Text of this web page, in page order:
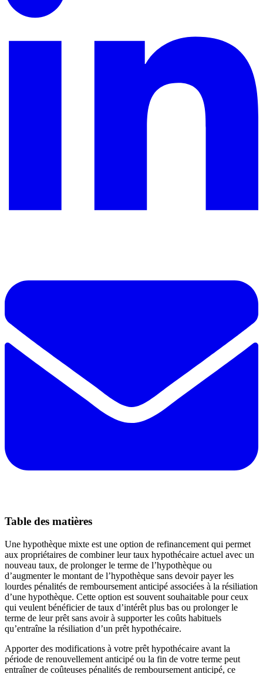
Table des matières
Une hypothèque mixte est une option de refinancement qui permet
aux propriétaires de combiner leur taux hypothécaire actuel avec un
nouveau taux, de prolonger le terme de l’hypothèque ou
d’augmenter le montant de l’hypothèque sans devoir payer les
lourdes pénalités de remboursement anticipé associées à la résiliation
d’une hypothèque. Cette option est souvent souhaitable pour ceux
qui veulent bénéficier de taux d’intérêt plus bas ou prolonger le
terme de leur prêt sans avoir à supporter les coûts habituels
qu’entraîne la résiliation d’un prêt hypothécaire.
Apporter des modifications à votre prêt hypothécaire avant la
période de renouvellement anticipé ou la fin de votre terme peut
entraîner de coûteuses pénalités de remboursement anticipé, ce